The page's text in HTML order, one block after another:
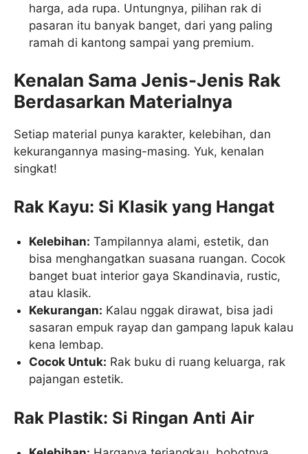
harga, ada rupa. Untungnya, pilihan rak di
pasaran itu banyak banget, dari yang paling
ramah di kantong sampai yang premium.
Kenalan Sama Jenis-Jenis Rak
Berdasarkan Materialnya
Setiap material punya karakter, kelebihan, dan
kekurangannya masing-masing. Yuk, kenalan
singkat!
Rak Kayu: Si Klasik yang Hangat
Kelebihan: Tampilannya alami, estetik, dan
bisa menghangatkan suasana ruangan. Cocok
banget buat interior gaya Skandinavia, rustic,
atau klasik.
Kekurangan: Kalau nggak dirawat, bisa jadi
sasaran empuk rayap dan gampang lapuk kalau
kena lembap.
Cocok Untuk: Rak buku di ruang keluarga, rak
pajangan estetik.
Rak Plastik: Si Ringan Anti Air